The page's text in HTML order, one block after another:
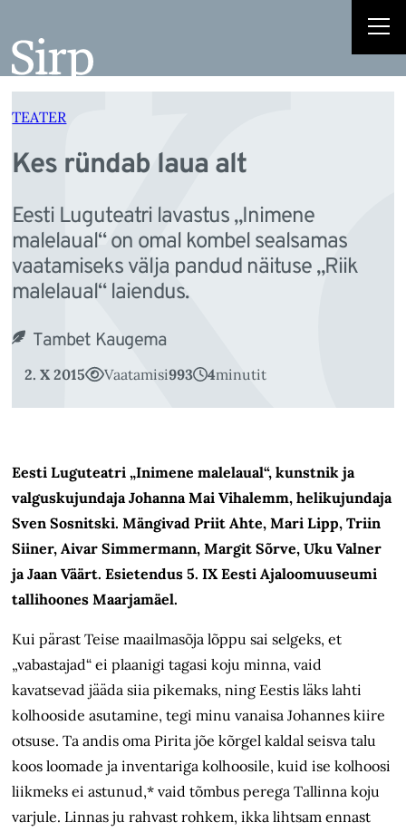
juurde
TEATER
Kes ründab laua alt
Eesti Luguteatri lavastus „Inimene
malelaual“ on omal kombel sealsamas
vaatamiseks välja pandud näituse „Riik
malelaual“ laiendus.
Tambet Kaugema
2. X 2015 Vaatamisi993 4minutit
Eesti Luguteatri „Inimene malelaual“, kunstnik ja
valguskujundaja Johanna Mai Vihalemm, helikujundaja
Sven Sosnitski. Mängivad Priit Ahte, Mari Lipp, Triin
Siiner, Aivar Simmermann, Margit Sõrve, Uku Valner
ja Jaan Väärt. Esietendus 5. IX Eesti Ajaloomuuseumi
tallihoones Maarjamäel.
Kui pärast Teise maailmasõja lõppu sai selgeks, et
„vabastajad“ ei plaanigi tagasi koju minna, vaid
kavatsevad jääda siia pikemaks, ning Eestis läks lahti
kolhooside asutamine, tegi minu vanaisa Johannes kiire
otsuse. Ta andis oma Pirita jõe kõrgel kaldal seisva talu
koos loomade ja inventariga kolhoosile, kuid ise kolhoosi
liikmeks ei astunud,* vaid tõmbus perega Tallinna koju
varjule. Linnas ju rahvast rohkem, ikka lihtsam ennast